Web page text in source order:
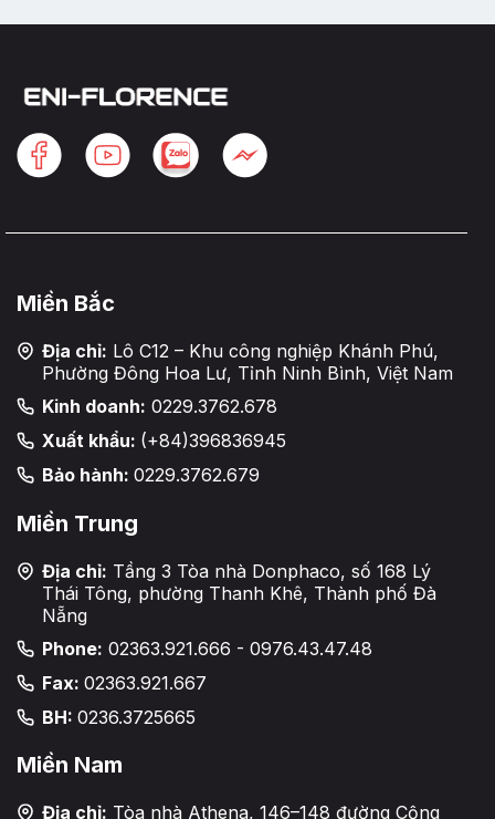
Miền Bắc
Địa chỉ: Lô C12 – Khu công nghiệp Khánh Phú,
Phường Đông Hoa Lư, Tỉnh Ninh Bình, Việt Nam
Kinh doanh: 0229.3762.678
Xuất khẩu: (+84)396836945
Bảo hành: 0229.3762.679
Miền Trung
Địa chỉ: Tầng 3 Tòa nhà Donphaco, số 168 Lý
Thái Tông, phường Thanh Khê, Thành phố Đà
Nẵng
Phone: 02363.921.666 - 0976.43.47.48
Fax: 02363.921.667
BH: 0236.3725665
Miền Nam
Địa chỉ: Tòa nhà Athena, 146–148 đường Cộng